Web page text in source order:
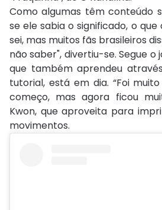
Como algumas têm conteúdo
se ele sabia o significado, o que
sei, mas muitos fãs brasileiros
não saber", divertiu-se. Segue o
que também aprendeu
tutorial, está em dia. “Foi
começo, mas agora ficou
Kwon, que aproveita para
movimentos.